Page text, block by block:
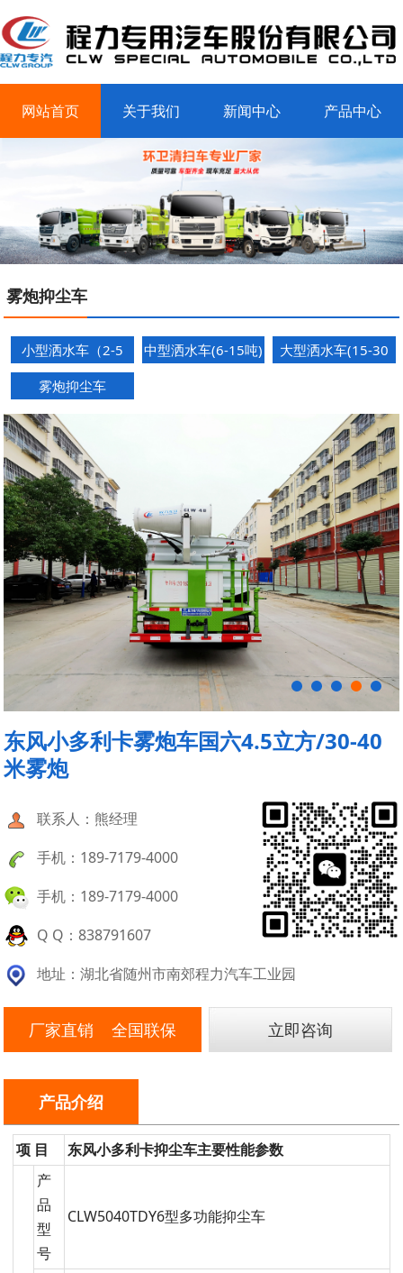
网站首页 关于我们 新闻中心 产品中心
联系我们
雾炮抑尘车
小型洒水车（2-5
吨）
中型洒水车(6-15吨)
大型洒水车(15-30
雾炮抑尘车
东风小多利卡雾炮车国六4.5立方/30-40
米雾炮
联系人：熊经理
手机：189-7179-4000
手机：189-7179-4000
Q Q：838791607
地址：湖北省随州市南郊程力汽车工业园
厂家直销 全国联保 立即咨询
产品介绍
项 目 东风小多利卡抑尘车主要性能参数
产
品
型
号
CLW5040TDY6型多功能抑尘车